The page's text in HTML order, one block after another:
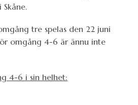
tre spelas den 22 juni
omgång 4-6 är ännu inte
4-6 i sin helhet: